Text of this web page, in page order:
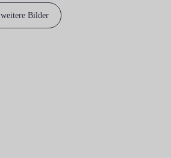
weitere Bilder